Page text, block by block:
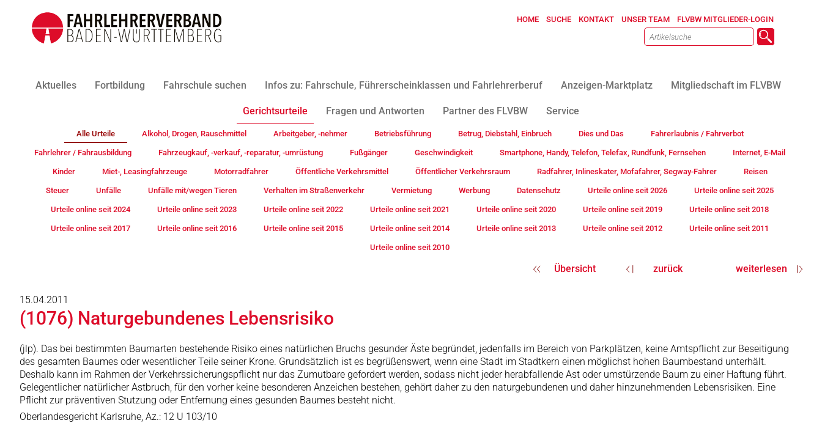
HOME SUCHE KONTAKT UNSER TEAM FLVBW MITGLIEDER-LOGIN
Aktuelles Fortbildung Fahrschule suchen Infos zu: Fahrschule, Führerscheinklassen und Fahrlehrerberuf Anzeigen-Marktplatz Mitgliedschaft im FLVBW
Gerichtsurteile Fragen und Antworten Partner des FLVBW Service
Alle Urteile Alkohol, Drogen, Rauschmittel Arbeitgeber, -nehmer Betriebsführung Betrug, Diebstahl, Einbruch Dies und Das Fahrerlaubnis / Fahrverbot
Fahrlehrer / Fahrausbildung Fahrzeugkauf, -verkauf, -reparatur, -umrüstung Fußgänger Geschwindigkeit Smartphone, Handy, Telefon, Telefax, Rundfunk, Fernsehen Internet, E-Mail
Kinder Miet-, Leasingfahrzeuge Motorradfahrer Öffentliche Verkehrsmittel Öffentlicher Verkehrsraum Radfahrer, Inlineskater, Mofafahrer, Segway-Fahrer Reisen
Steuer Unfälle Unfälle mit/wegen Tieren Verhalten im Straßenverkehr Vermietung Werbung Datenschutz Urteile online seit 2026 Urteile online seit 2025
Urteile online seit 2024 Urteile online seit 2023 Urteile online seit 2022 Urteile online seit 2021 Urteile online seit 2020 Urteile online seit 2019 Urteile online seit 2018
Urteile online seit 2017 Urteile online seit 2016 Urteile online seit 2015 Urteile online seit 2014 Urteile online seit 2013 Urteile online seit 2012 Urteile online seit 2011
Urteile online seit 2010
Übersicht zurück weiterlesen
15.04.2011
(1076) Naturgebundenes Lebensrisiko
(jlp). Das bei bestimmten Baumarten bestehende Risiko eines natürlichen Bruchs gesunder Äste begründet, jedenfalls im Bereich von Parkplätzen, keine Amtspflicht zur Beseitigung
des gesamten Baumes oder wesentlicher Teile seiner Krone. Grundsätzlich ist es begrüßenswert, wenn eine Stadt im Stadtkern einen möglichst hohen Baumbestand unterhält.
Deshalb kann im Rahmen der Verkehrssicherungspflicht nur das Zumutbare gefordert werden, sodass nicht jeder herabfallende Ast oder umstürzende Baum zu einer Haftung führt.
Gelegentlicher natürlicher Astbruch, für den vorher keine besonderen Anzeichen bestehen, gehört daher zu den naturgebundenen und daher hinzunehmenden Lebensrisiken. Eine
Pflicht zur präventiven Stutzung oder Entfernung eines gesunden Baumes besteht nicht.
Oberlandesgericht Karlsruhe, Az.: 12 U 103/10